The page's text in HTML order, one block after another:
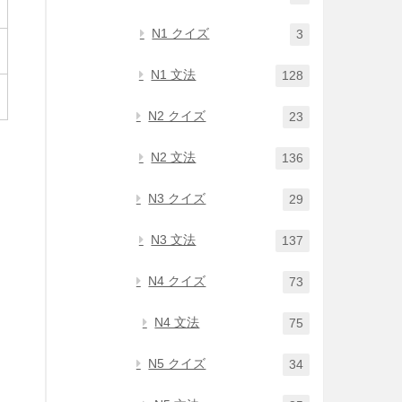
N1 クイズ 3
N1 文法 128
N2 クイズ 23
N2 文法 136
N3 クイズ 29
N3 文法 137
N4 クイズ 73
N4 文法 75
N5 クイズ 34